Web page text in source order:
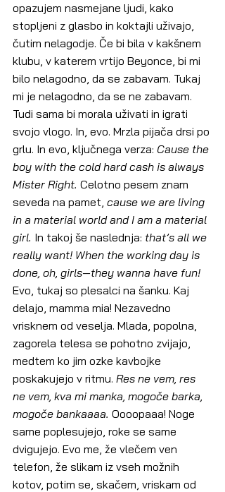
opazujem nasmejane ljudi, kako
stopljeni z glasbo in koktajli uživajo,
čutim nelagodje. Če bi bila v kakšnem
klubu, v katerem vrtijo Beyonce, bi mi
bilo nelagodno, da se zabavam. Tukaj
mi je nelagodno, da se ne zabavam.
Tudi sama bi morala uživati in igrati
svojo vlogo. In, evo. Mrzla pijača drsi po
grlu. In evo, ključnega verza: Cause the
boy with the cold hard cash is always
Mister Right. Celotno pesem znam
seveda na pamet, cause we are living
in a material world and I am a material
girl. In takoj še naslednja: that’s all we
really want! When the working day is
done, oh, girls—they wanna have fun!
Evo, tukaj so plesalci na šanku. Kaj
delajo, mamma mia! Nezavedno
vrisknem od veselja. Mlada, popolna,
zagorela telesa se pohotno zvijajo,
medtem ko jim ozke kavbojke
poskakujejo v ritmu. Res ne vem, res
ne vem, kva mi manka, mogoče barka,
mogoče bankaaaa. Oooopaaa! Noge
same poplesujejo, roke se same
dvigujejo. Evo me, že vlečem ven
telefon, že slikam iz vseh možnih
kotov, potim se, skačem, vriskam od